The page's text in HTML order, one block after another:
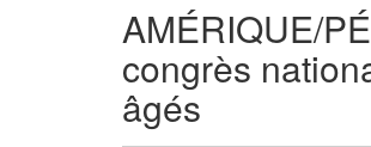
AMÉRIQUE/
congrès
âgés